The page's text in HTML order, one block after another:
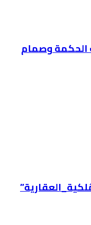
الحكمة وصمام